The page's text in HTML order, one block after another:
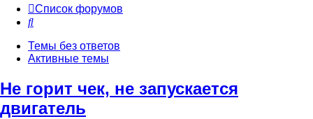
Список форумов
Поиск
Темы без ответов
Активные темы
Не горит чек, не запускается
двигатель